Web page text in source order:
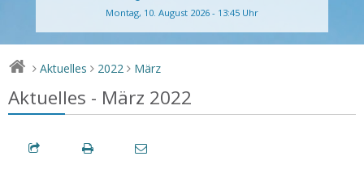
Montag, 10. August 2026 - 13:45 Uhr
> Aktuelles > 2022 > März
Aktuelles - März 2022